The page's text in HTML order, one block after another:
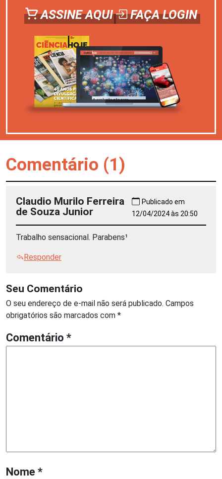
ASSINE AQUI FAÇA LOGIN
Comentário (1)
Claudio Murilo Ferreira
de Souza Junior
Publicado em
12/04/2024 às 20:50
Trabalho sensacional. Parabens¹
Responder
Seu Comentário
O seu endereço de e-mail não será publicado. Campos
obrigatórios são marcados com *
Comentário *
Nome *